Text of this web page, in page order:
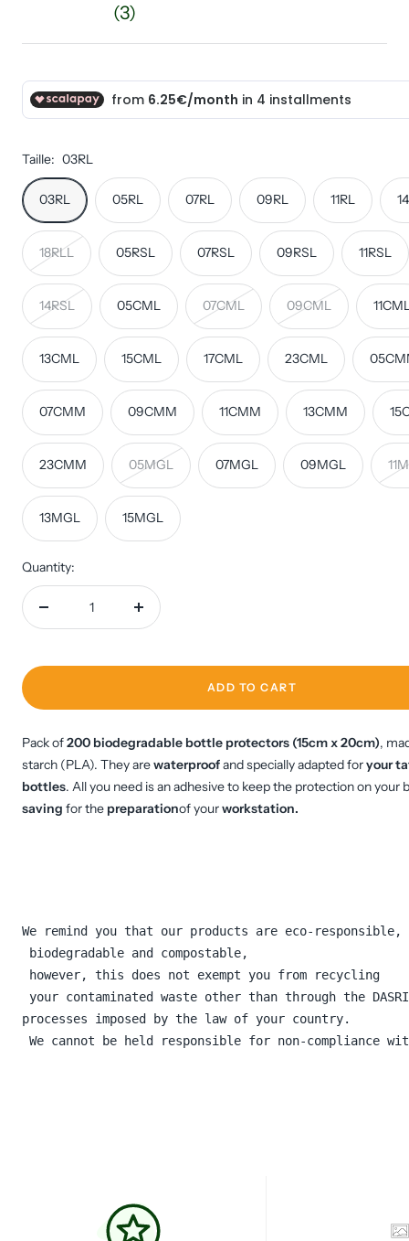
(3)
Taille: 03RL
03RL 05RL 07RL 09RL 11RL
18RLL 05RSL 07RSL 09RSL 11RSL
14RSL 05CML 07CML 09CML
13CML 15CML 17CML 23CML
07CMM 09CMM 11CMM 13CMM
23CMM 05MGL 07MGL 09MGL
13MGL 15MGL
Quantity:
Decrease
Increase
ADD TO CART
Pack of200 biodegradable bottle protectors (15cm x 20cm),
starch (PLA). They arewaterproofand specially adapted foryour
bottles. All you need is an adhesive to keep the protection on your
saving for the preparationof yourworkstation.
We remind you that our products are eco-responsible,
biodegradable and compostable,
however, this does not exempt you from recycling
your contaminated waste other than through the DASRI
processes imposed by the law of your country.
We cannot be held responsible for non-compliance